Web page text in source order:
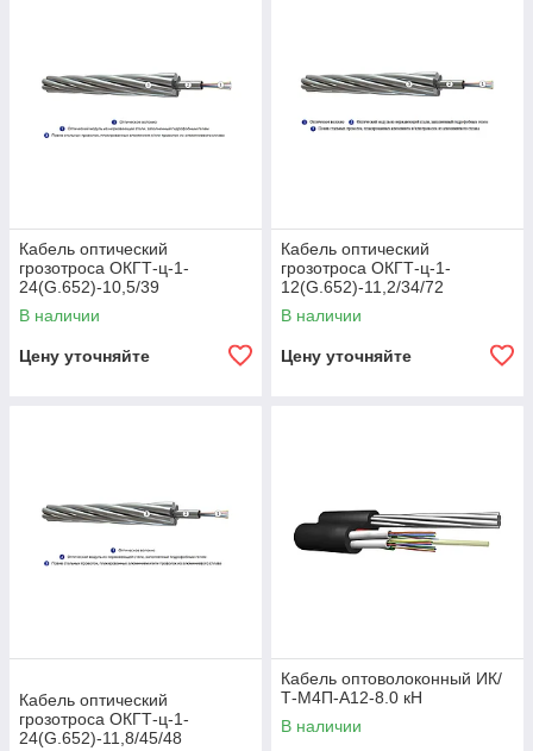
Кабель оптический
грозотроса ОКГТ-ц-1-
24(G.652)-10,5/39
В наличии
Цену уточняйте
Кабель оптический
грозотроса ОКГТ-ц-1-
12(G.652)-11,2/34/72
В наличии
Цену уточняйте
Кабель оптический
грозотроса ОКГТ-ц-1-
24(G.652)-11,8/45/48
Кабель оптоволоконный ИК/
Т-М4П-А12-8.0 кН
В наличии